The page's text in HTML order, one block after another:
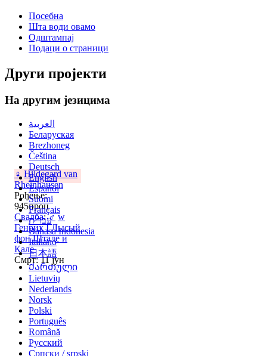
♀ Hildegard van
Rheinhausen
Рођење:
945проц
Свадба:♂ w
Генрих I Лысый
фон Штаде и
Кале
Смрт: 11 јун
Посебна
Шта води овамо
Одштампај
Подаци о страници
Други пројекти
На другим језицима
العربية
Беларуская
Brezhoneg
Čeština
Deutsch
English
Español
Suomi
Français
עברית
Bahasa Indonesia
Italiano
日本語
Ქართული
Lietuvių
Nederlands
Norsk
Polski
Português
Română
Русский
Српски / srpski